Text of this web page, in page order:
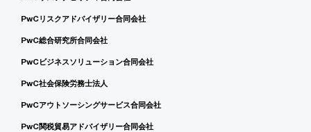
PwCリスクアドバイザリー合同会社
PwC総合研究所合同会社
PwCビジネスソリューション合同会社
PwC社会保険労務士法人
PwCアウトソーシングサービス合同会社
PwC関税貿易アドバイザリー合同会社